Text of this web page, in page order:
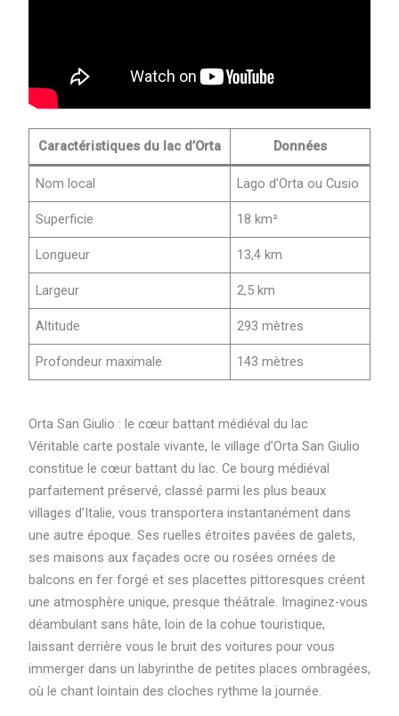
Caractéristiques du lac d’Orta Données
Nom local Lago d’Orta ou Cusio
Superficie 18 km²
Longueur 13,4 km
Largeur 2,5 km
Altitude 293 mètres
Profondeur maximale 143 mètres
Orta San Giulio : le cœur battant médiéval du lac
Véritable carte postale vivante, le village d’Orta San Giulio
constitue le cœur battant du lac. Ce bourg médiéval
parfaitement préservé, classé parmi les plus beaux
villages d’Italie, vous transportera instantanément dans
une autre époque. Ses ruelles étroites pavées de galets,
ses maisons aux façades ocre ou rosées ornées de
balcons en fer forgé et ses placettes pittoresques créent
une atmosphère unique, presque théâtrale. Imaginez-vous
déambulant sans hâte, loin de la cohue touristique,
laissant derrière vous le bruit des voitures pour vous
immerger dans un labyrinthe de petites places ombragées,
où le chant lointain des cloches rythme la journée.